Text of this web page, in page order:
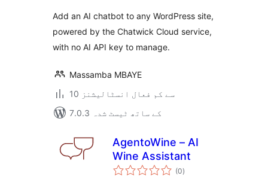
Add an AI chatbot to any WordPress site,
powered by the Chatwick Cloud service,
with no AI API key to manage.
Massamba MBAYE
10 سے کم فعال انسٹالیشنز
7.0.3 کے ساتھ ٹیسٹ شدہ
AgentoWine – AI
Wine Assistant
(0مجموعی
درجہ
)